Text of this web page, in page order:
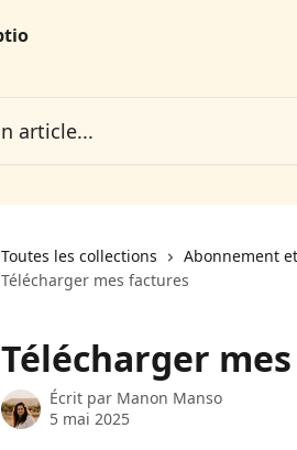
Toutes les collections Abonnement
Télécharger mes factures
Télécharger
Écrit par Manon Manso
5 mai 2025